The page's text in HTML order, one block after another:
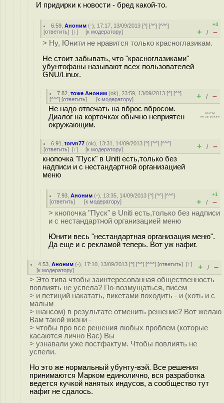
И придирки к новости - бред какой-то.
6.59 ,Аноним (-), 17:17, 13/09/2013 [^] [^^] [^^^]
[ответить] [↓] [к модератору]
+3
+ / –
> Ну, Юнити не нравится только краснoглазикам.
Не стоит забывать, что "краснoглазиками"
убунтофаны называют всех пользователей
GNU/Linux.
7.82 ,тоже Аноним (ok), 23:59, 13/09/2013 [^] [^^]
[^^^] [ответить] [к модератору] + / –
Не надо отвечать на вброс вбросом.
Диалог на корточках обычно неприятен
окружающим.
6.91 ,torvn77 (ok), 13:31, 14/09/2013 [^] [^^] [^^^]
[ответить] [↑] [к модератору] + / –
кнопочка "Пуск" в Uniti есть,только без
надписи и с нестандартной организацией
меню
7.93 ,Аноним (-), 13:35, 14/09/2013 [^] [^^] [^^^]
[ответить] [к модератору]
+1
+ / –
> кнопочка "Пуск" в Uniti есть,только без надписи
и с нестандартной организацией меню
Юнити весь "нестандартная организация меню".
Да еще и с рекламой теперь. Вот уж нафиг.
4.53 ,Аноним (-), 17:10, 13/09/2013 [^] [^^] [^^^] [ответить][↑]
[к модератору] + / –
> Это типа чтобы заинтересованная общественность
повлиять не успела? По-возмущаться, писем
> и петиций накатать, пикетами походить - и (хоть и с
малым
> шансом) в результате отменить решение? Вот желаю
Вам такой жизни -
> чтобы про все решения любых проблем (которые
касаются лично Вас) Вы
> узнавали уже постфактум. Чтобы повлиять не
успели.
Но это же нормальный убунту-вэй. Все решения
принимаются Марком единолично, вся разработка
ведется кучкой нанятых индусов, а сообщество тут
нафиг не сдалось.